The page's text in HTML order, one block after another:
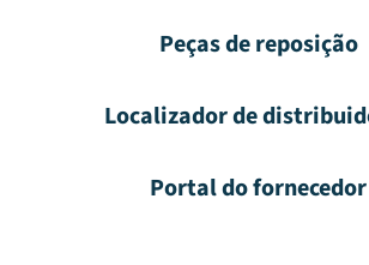
Peças de reposição
Localizador de
Portal do fornecedor